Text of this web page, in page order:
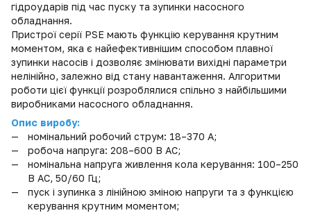
гідроударів під час пуску та зупинки насосного
обладнання.
Пристрої серії PSE мають функцію керування крутним
моментом, яка є найефективнішим способом плавної
зупинки насосів і дозволяє змінювати вихідні параметри
нелінійно, залежно від стану навантаження. Алгоритми
роботи цієї функції розроблялися спільно з найбільшими
виробниками насосного обладнання.
Опис виробу:
номінальний робочий струм: 18–370 А;
робоча напруга: 208–600 В AC;
номінальна напруга живлення кола керування: 100–250
В AC, 50/60 Гц;
пуск і зупинка з лінійною зміною напруги та з функцією
керування крутним моментом;